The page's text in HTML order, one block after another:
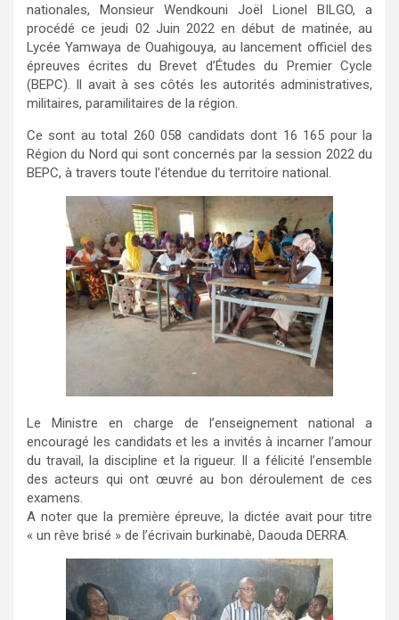
nationales, Monsieur Wendkouni Joël Lionel BILGO, a
procédé ce jeudi 02 Juin 2022 en début de matinée, au
Lycée Yamwaya de Ouahigouya, au lancement officiel des
épreuves écrites du Brevet d’Études du Premier Cycle
(BEPC). Il avait à ses côtés les autorités administratives,
militaires, paramilitaires de la région.
Ce sont au total 260 058 candidats dont 16 165 pour la
Région du Nord qui sont concernés par la session 2022 du
BEPC, à travers toute l’étendue du territoire national.
Le Ministre en charge de l’enseignement national a
encouragé les candidats et les a invités à incarner l’amour
du travail, la discipline et la rigueur. Il a félicité l’ensemble
des acteurs qui ont œuvré au bon déroulement de ces
examens.
A noter que la première épreuve, la dictée avait pour titre
« un rêve brisé » de l’écrivain burkinabè, Daouda DERRA.